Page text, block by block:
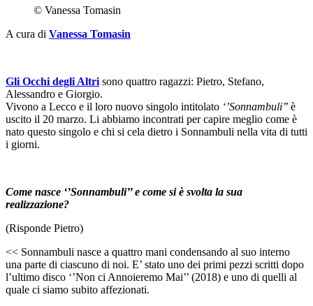
© Vanessa Tomasin
A cura di Vanessa Tomasin
Gli Occhi degli Altri sono quattro ragazzi: Pietro, Stefano,
Alessandro e Giorgio.
Vivono a Lecco e il loro nuovo singolo intitolato ‘’Sonnambuli’’ è
uscito il 20 marzo. Li abbiamo incontrati per capire meglio come è
nato questo singolo e chi si cela dietro i Sonnambuli nella vita di tutti
i giorni.
Come nasce ‘’Sonnambuli’’ e come si è svolta la sua
realizzazione?
(Risponde Pietro)
<< Sonnambuli nasce a quattro mani condensando al suo interno
una parte di ciascuno di noi. E’ stato uno dei primi pezzi scritti dopo
l’ultimo disco ‘’Non ci Annoieremo Mai’’ (2018) e uno di quelli al
quale ci siamo subito affezionati.